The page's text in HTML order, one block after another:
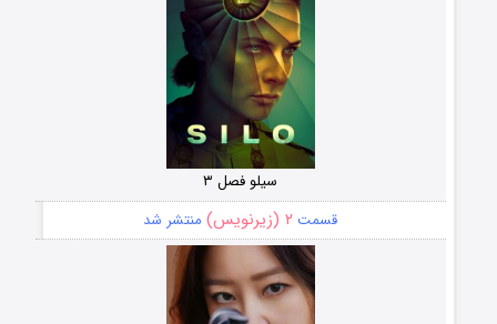
سیلو فصل ۳
قسمت ۲ (زیرنویس) منتشر شد